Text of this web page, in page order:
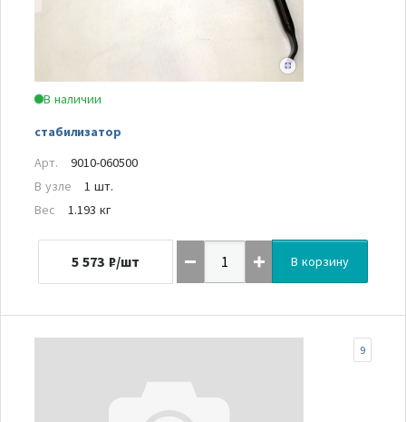
В наличии
стабилизатор
Арт.
9010-060500
В узле
1 шт.
Вес
1.193 кг
5 573 ₽/шт В корзину
9